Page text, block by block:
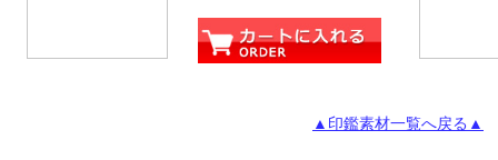
▲印鑑素材一覧へ戻る▲